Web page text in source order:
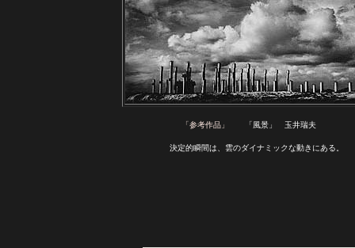
「参考作品」 「風景」　玉井瑞夫
決定的瞬間は、雲のダイナミックな動きにある。